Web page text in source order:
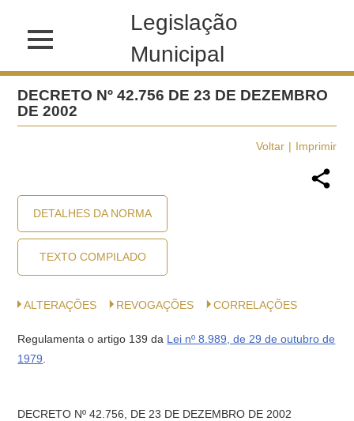
Legislação
Municipal
DECRETO Nº 42.756 DE 23 DE DEZEMBRO
DE 2002
Voltar Imprimir
DETALHES DA NORMA
TEXTO COMPILADO
ALTERAÇÕES REVOGAÇÕES CORRELAÇÕES
Regulamenta o artigo 139 da Lei nº 8.989, de 29 de outubro de
1979
DECRETO Nº 42.756, DE 23 DE DEZEMBRO DE 2002